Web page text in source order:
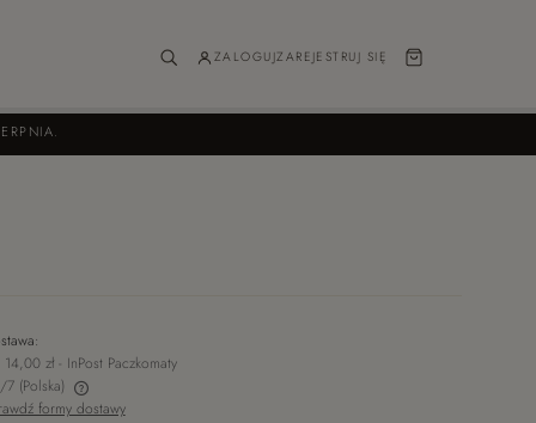
ZALOGUJZAREJESTRUJ SIĘ
zł
- InPost Paczkomaty
7 (Polska)
formy dostawy